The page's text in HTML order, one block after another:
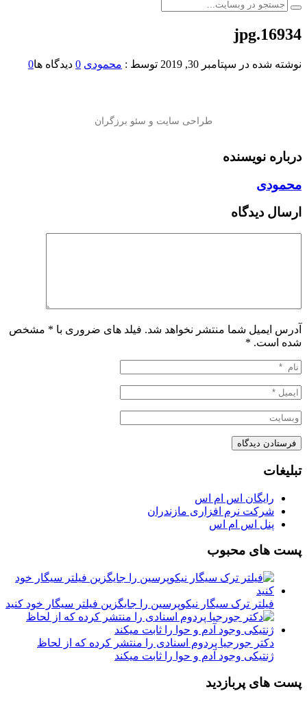
16934.jpg
نوشته شده در سپتامبر 30, 2019 توسط : محمودی 0 دیدگاه ها0
درباره نویسنده
محمودی
ارسال دیدگاه
آدرس ایمیل شما منتشر نخواهد شد. فیلد های ضروری با * مشخص
شده است. *
تبلیغات
رایگان اس ام اس
شرکت نرم افزاری مازندران
پنل اس ام اس
پست های محبوب
فیلتر ترک سیگار نیکوپرسین را جایگزین فیلتر سیگار خود کنید
دکتر جورجیا پردوم اسنادی را منتشر کرده که از لحاظ
ژنتیکی وجود آدم و حوا را ثابت میکند
پست های پربازدید